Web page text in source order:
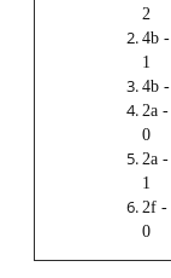
2
1
4b
2a
0
1
2f
0